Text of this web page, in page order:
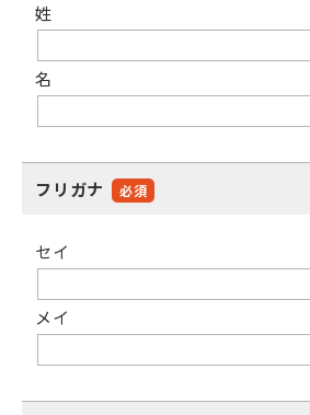
姓
名
フリガナ 必須
セイ
メイ